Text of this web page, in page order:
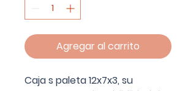
Agregar al carrito
Caja s paleta 12x7x3, su